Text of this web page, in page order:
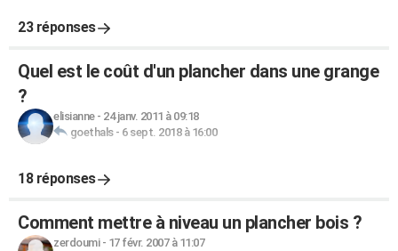
23 réponses
Quel est le coût d'un plancher dans une grange
?
elisianne- 24 janv. 2011 à 09:18
goethals- 6 sept. 2018 à 16:00
18 réponses
Comment mettre à niveau un plancher bois ?
zerdoumi- 17 févr. 2007 à 11:07